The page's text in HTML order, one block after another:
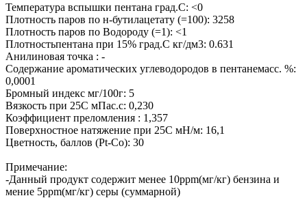
Температура вспышки пентана град.С: <0
Плотность паров по н-бутилацетату (=100): 3258
Плотность паров по Водороду (=1): <1
Плотностьпентана при 15% град.С кг/дм3: 0.631
Анилиновая точка : -
Содержание ароматических углеводородов в пентанемасс. %:
0,0001
Бромный индекс мг/100г: 5
Вязкость при 25С мПас.с: 0,230
Коэффициент преломления : 1,357
Поверхностное натяжение при 25С мН/м: 16,1
Цветность, баллов (Pt-Co): 30
Примечание:
-Данный продукт содержит менее 10ppm(мг/кг) бензина и
мение 5ppm(мг/кг) серы (суммарной)